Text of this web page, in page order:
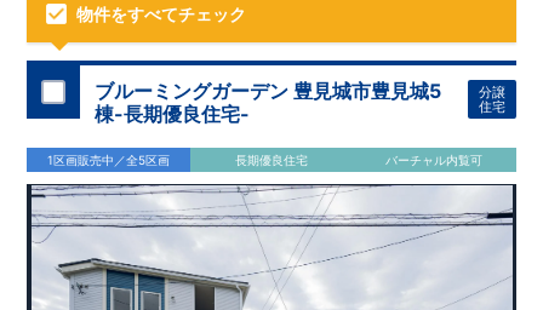
物件をすべてチェック
ブルーミングガーデン 豊見城市豊見城5
棟-長期優良住宅-
分譲
住宅
1区画販売中／全5区画 長期優良住宅 バーチャル内覧可